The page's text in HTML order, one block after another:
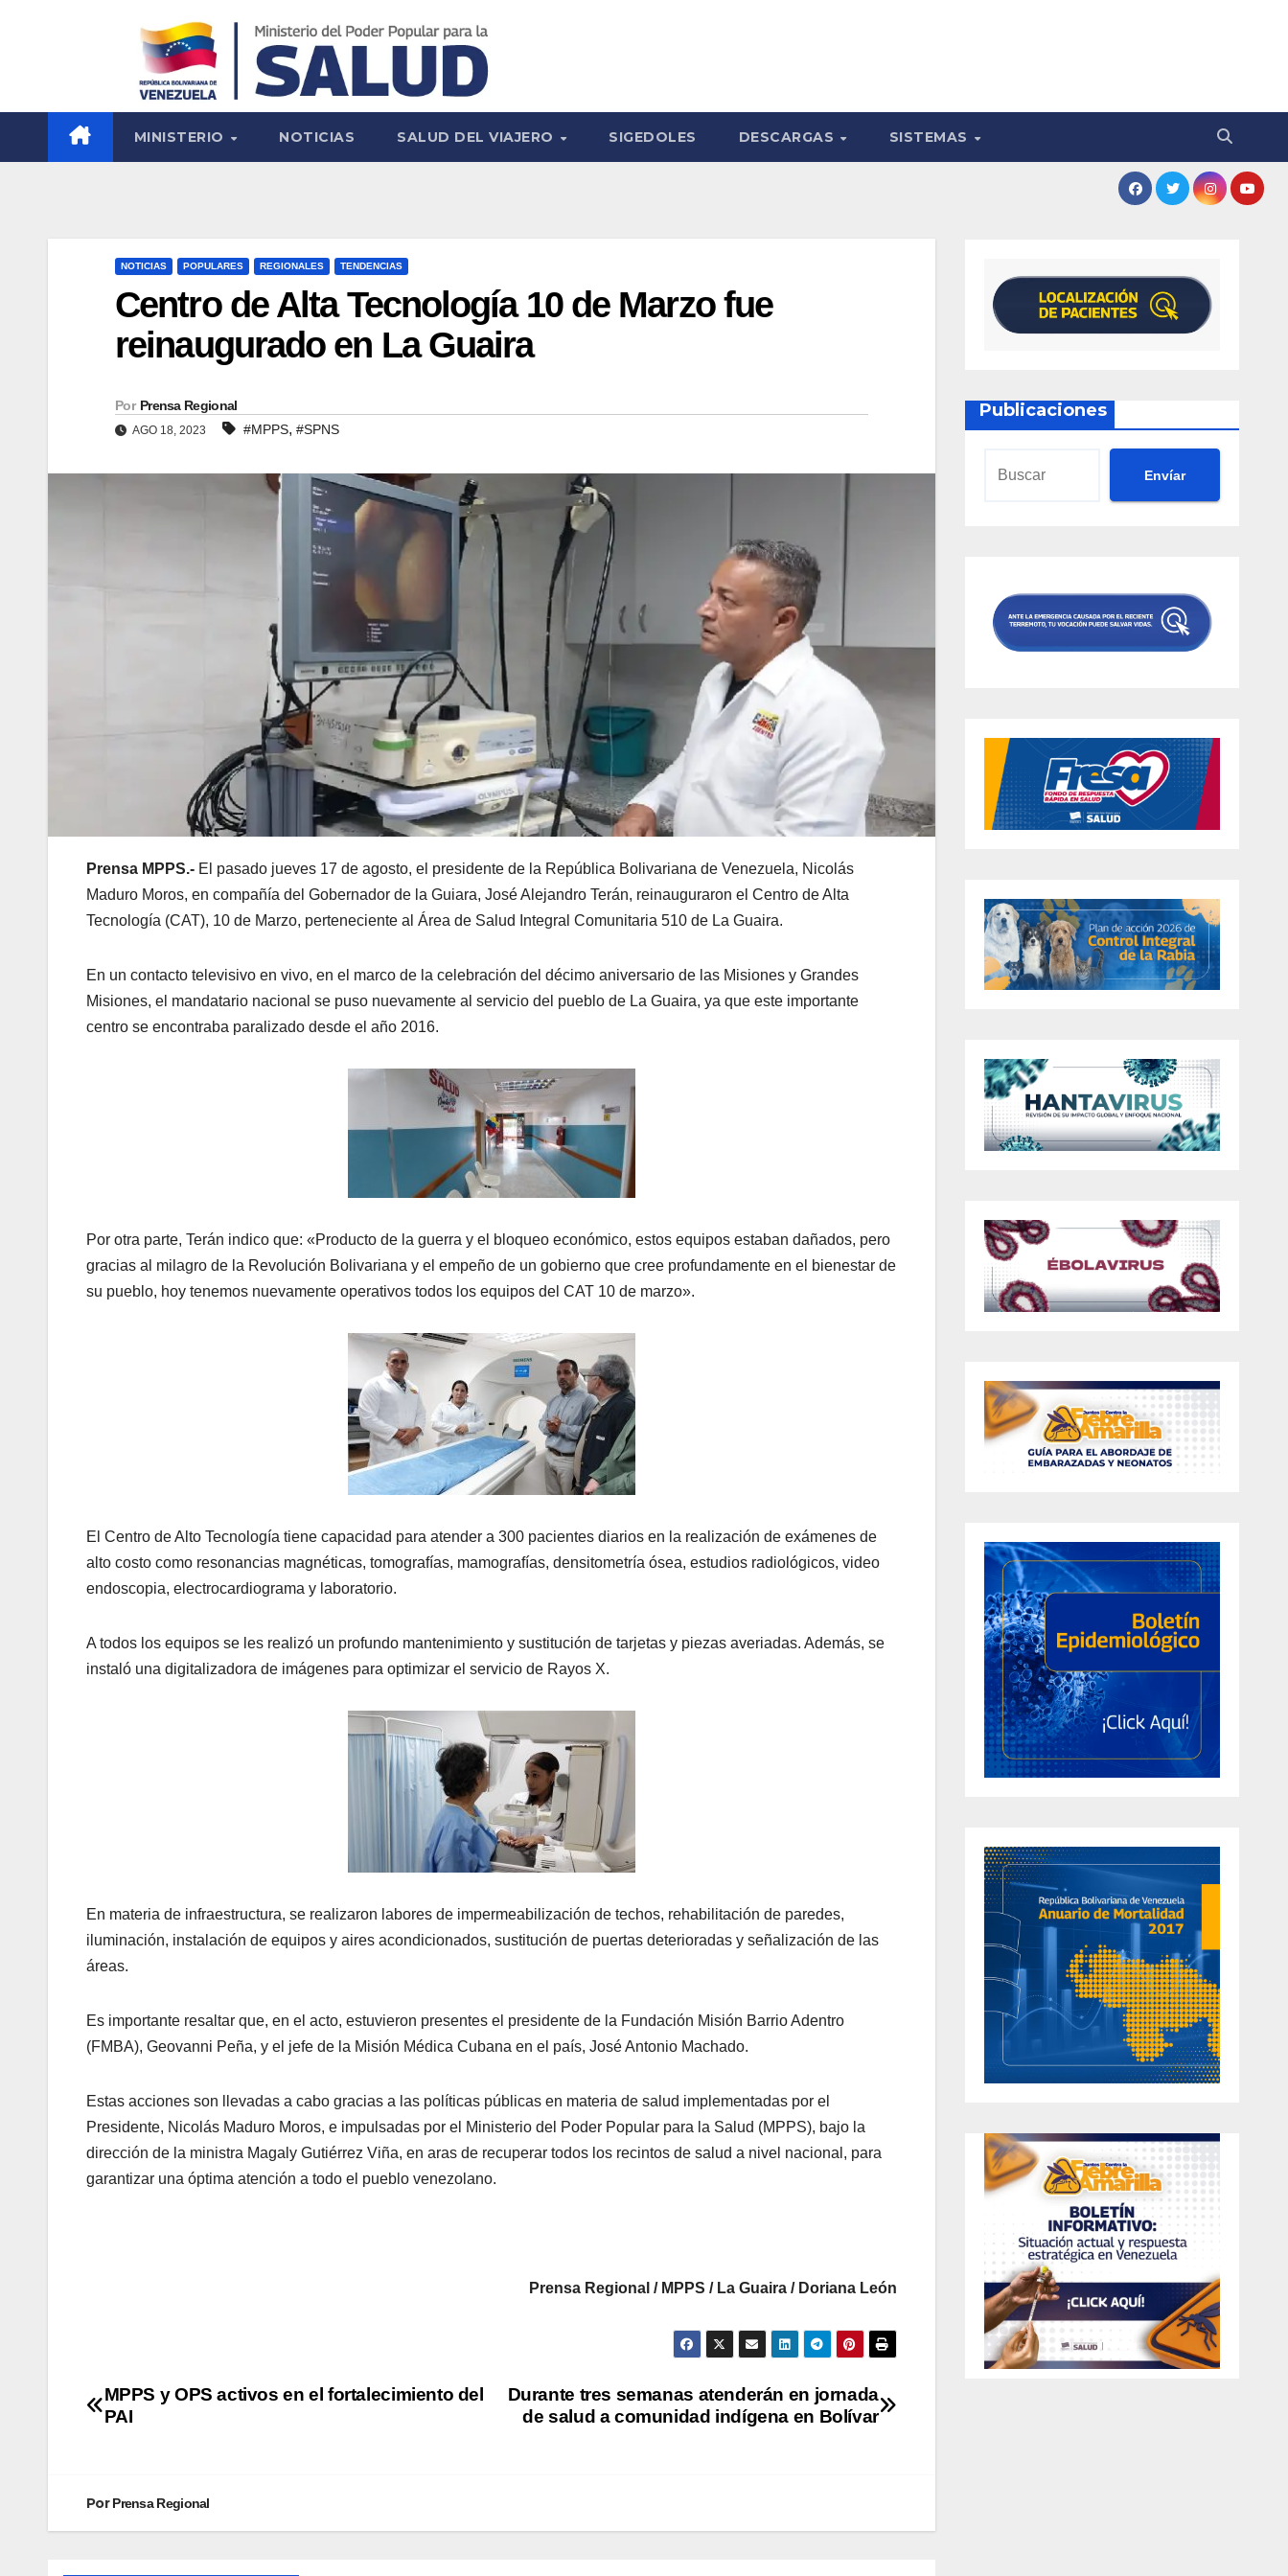
MINISTERIO NOTICIAS SALUD DEL VIAJERO SIGEDOLES DESCARGAS SISTEMAS
NOTICIAS POPULARES REGIONALES TENDENCIAS
Centro de Alta Tecnología 10 de Marzo fue
reinaugurado en La Guaira
Por Prensa Regional
AGO 18, 2023 #MPPS, #SPNS
Prensa MPPS.- El pasado jueves 17 de agosto, el presidente de la República Bolivariana de Venezuela, Nicolás
Maduro Moros, en compañía del Gobernador de la Guiara, José Alejandro Terán, reinauguraron el Centro de Alta
Tecnología (CAT), 10 de Marzo, perteneciente al Área de Salud Integral Comunitaria 510 de La Guaira.
En un contacto televisivo en vivo, en el marco de la celebración del décimo aniversario de las Misiones y Grandes
Misiones, el mandatario nacional se puso nuevamente al servicio del pueblo de La Guaira, ya que este importante
centro se encontraba paralizado desde el año 2016.
Por otra parte, Terán indico que: «Producto de la guerra y el bloqueo económico, estos equipos estaban dañados, pero
gracias al milagro de la Revolución Bolivariana y el empeño de un gobierno que cree profundamente en el bienestar de
su pueblo, hoy tenemos nuevamente operativos todos los equipos del CAT 10 de marzo».
El Centro de Alto Tecnología tiene capacidad para atender a 300 pacientes diarios en la realización de exámenes de
alto costo como resonancias magnéticas, tomografías, mamografías, densitometría ósea, estudios radiológicos, video
endoscopia, electrocardiograma y laboratorio.
A todos los equipos se les realizó un profundo mantenimiento y sustitución de tarjetas y piezas averiadas. Además, se
instaló una digitalizadora de imágenes para optimizar el servicio de Rayos X.
En materia de infraestructura, se realizaron labores de impermeabilización de techos, rehabilitación de paredes,
iluminación, instalación de equipos y aires acondicionados, sustitución de puertas deterioradas y señalización de las
áreas.
Es importante resaltar que, en el acto, estuvieron presentes el presidente de la Fundación Misión Barrio Adentro
(FMBA), Geovanni Peña, y el jefe de la Misión Médica Cubana en el país, José Antonio Machado.
Estas acciones son llevadas a cabo gracias a las políticas públicas en materia de salud implementadas por el
Presidente, Nicolás Maduro Moros, e impulsadas por el Ministerio del Poder Popular para la Salud (MPPS), bajo la
dirección de la ministra Magaly Gutiérrez Viña, en aras de recuperar todos los recintos de salud a nivel nacional, para
garantizar una óptima atención a todo el pueblo venezolano.
Prensa Regional / MPPS / La Guaira / Doriana León
Durante tres semanas atenderán en jornada
de salud a comunidad indígena en Bolívar
MPPS y OPS activos en el fortalecimiento del
PAI
PorPrensa Regional
Publicaciones
Envíar